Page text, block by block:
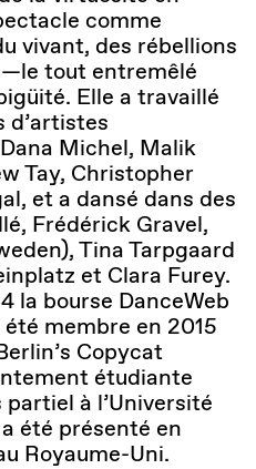
comme
vivant, des rébellions
tout entremêlé
Elle a travaillé
d’artistes
Michel, Malik
Tay, Christopher
et a dansé dans des
Frédérick Gravel,
Tina Tarpgaard
et Clara Furey.
la bourse DanceWeb
membre en 2015
Copycat
étudiante
à l’Université
été présenté en
Royaume-Uni.